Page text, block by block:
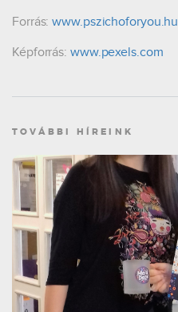
Forrás:www.pszichoforyou.hu
Képforrás: www.pexels.com
TOVÁBBI HÍREINK